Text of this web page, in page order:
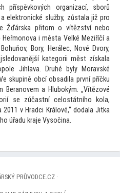
příspěvkových organizací, sborů
elektronické služby, zůstala již pro
Žďárska přitom o vítězství nebo
i města Velké Meziříčí a
Bory, Herálec, Nové Dvory,
kategorii měst získala
Jihlava. Druhé byly Moravské
skupině obcí obsadila první příčku
Beranovem a Hlubokým. „Vítězové
se zúčastní celostátního kola,
v Hradci Králové,“ dodala Jitka
úřadu kraje Vysočina.
PRŮVODCE.CZ ·